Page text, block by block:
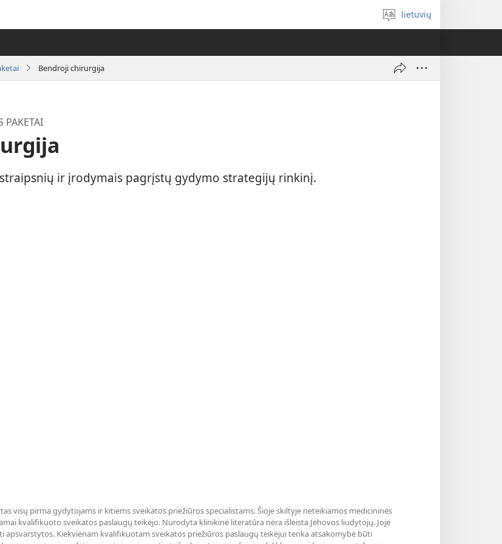
Pasirinkite
kalbą
lietuvių
Bendroji chirurgija
PAKETAI
ir įrodymais pagrįstų gydymo strategijų rinkinį.
visų pirma gydytojams ir kitiems sveikatos priežiūros specialistams. Šioje skiltyje neteikiamos medicininės
kvalifikuoto sveikatos paslaugų teikėjo. Nurodyta klinikinė literatūra nėra išleista Jehovos liudytojų. Joje
Kiekvienam kvalifikuotam sveikatos priežiūros paslaugų teikėjui tenka atsakomybė būti